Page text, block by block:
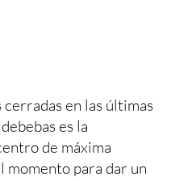
en las últimas
es la
de máxima
momento para dar un